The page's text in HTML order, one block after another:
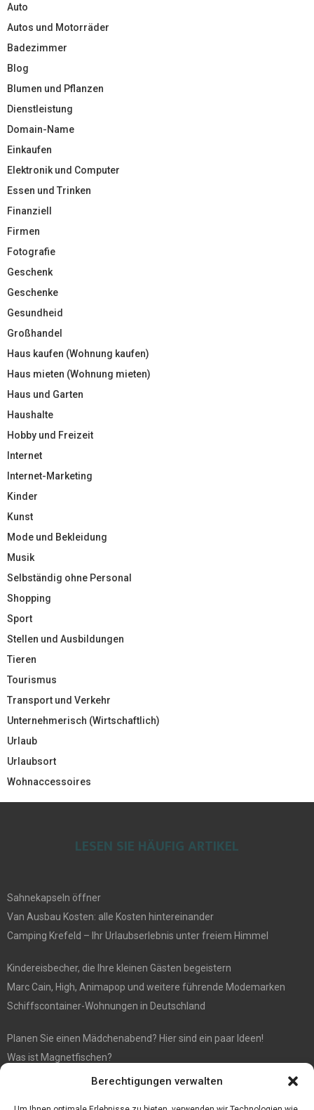
Berechtigungen verwalten
Auto
Autos und Motorräder
Badezimmer
Blog
Blumen und Pflanzen
Dienstleistung
Domain-Name
Einkaufen
Elektronik und Computer
Essen und Trinken
Finanziell
Firmen
Fotografie
Geschenk
Geschenke
Gesundheid
Großhandel
Haus kaufen (Wohnung kaufen)
Haus mieten (Wohnung mieten)
Haus und Garten
Haushalte
Hobby und Freizeit
Internet
Internet-Marketing
Kinder
Kunst
Mode und Bekleidung
Musik
Selbständig ohne Personal
Shopping
Sport
Stellen und Ausbildungen
Tieren
Tourismus
Transport und Verkehr
Unternehmerisch (Wirtschaftlich)
Urlaub
Urlaubsort
Wohnaccessoires
LESEN SIE HÄUFIG ARTIKEL
Sahnekapseln öffner
Van Ausbau Kosten: alle Kosten hintereinander
Camping Krefeld – Ihr Urlaubserlebnis unter freiem Himmel
Kindereisbecher, die Ihre kleinen Gästen begeistern
Marc Cain, High, Animapop und weitere führende Modemarken
Schiffscontainer-Wohnungen in Deutschland
Planen Sie einen Mädchenabend? Hier sind ein paar Ideen!
Was ist Magnetfischen?
FIFA 21 FOF PTG Überprüfung